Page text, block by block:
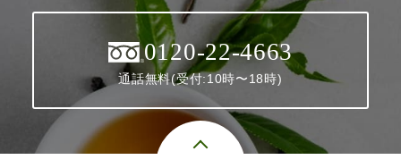
0120-22-4663
通話無料(受付:10時〜18時)